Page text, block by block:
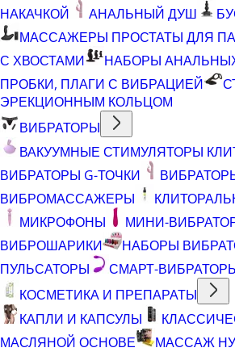
НАКАЧКОЙ
АНАЛЬНЫЙ ДУШ
МАССАЖЕРЫ ПРОСТАТЫ ДЛЯ
С ХВОСТАМИ
НАБОРЫ
ПРОБКИ, ПЛАГИ С ВИБРАЦИЕЙ
ЭРЕКЦИОННЫМ КОЛЬЦОМ
ВИБРАТОРЫ
ВАКУУМНЫЕ СТИМУЛЯТОРЫ
ВИБРАТОРЫ G-ТОЧКИ
ВИБРОМАССАЖЕРЫ
МИКРОФОНЫ
МИНИ-
ВИБРОШАРИКИ
НАБОРЫ
ПУЛЬСАТОРЫ
СМАРТ-
КОСМЕТИКА И ПРЕПАРАТЫ
КАПЛИ И КАПСУЛЫ
МАСЛЯНОЙ ОСНОВЕ
МАССАЖ